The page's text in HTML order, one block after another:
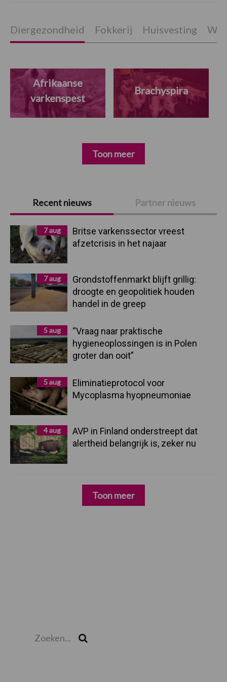
Primaire
Sidebar
Recent nieuws Partner nieuws
7 aug
Britse varkenssector vreest
afzetcrisis in het najaar
7 aug
Grondstoffenmarkt blijft grillig:
droogte en geopolitiek houden
handel in de greep
5 aug
“Vraag naar praktische
hygieneoplossingen is in Polen
groter dan ooit”
5 aug
Eliminatieprotocol voor
Mycoplasma hyopneumoniae
4 aug
AVP in Finland onderstreept dat
alertheid belangrijk is, zeker nu
Toon meer
Diergezondheid Fokkerij Huisvesting
Afrikaanse
varkenspest
Brachyspira
Toon meer